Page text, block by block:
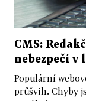
CMS:
nebezpečí v
Populární
průšvih. Chyby